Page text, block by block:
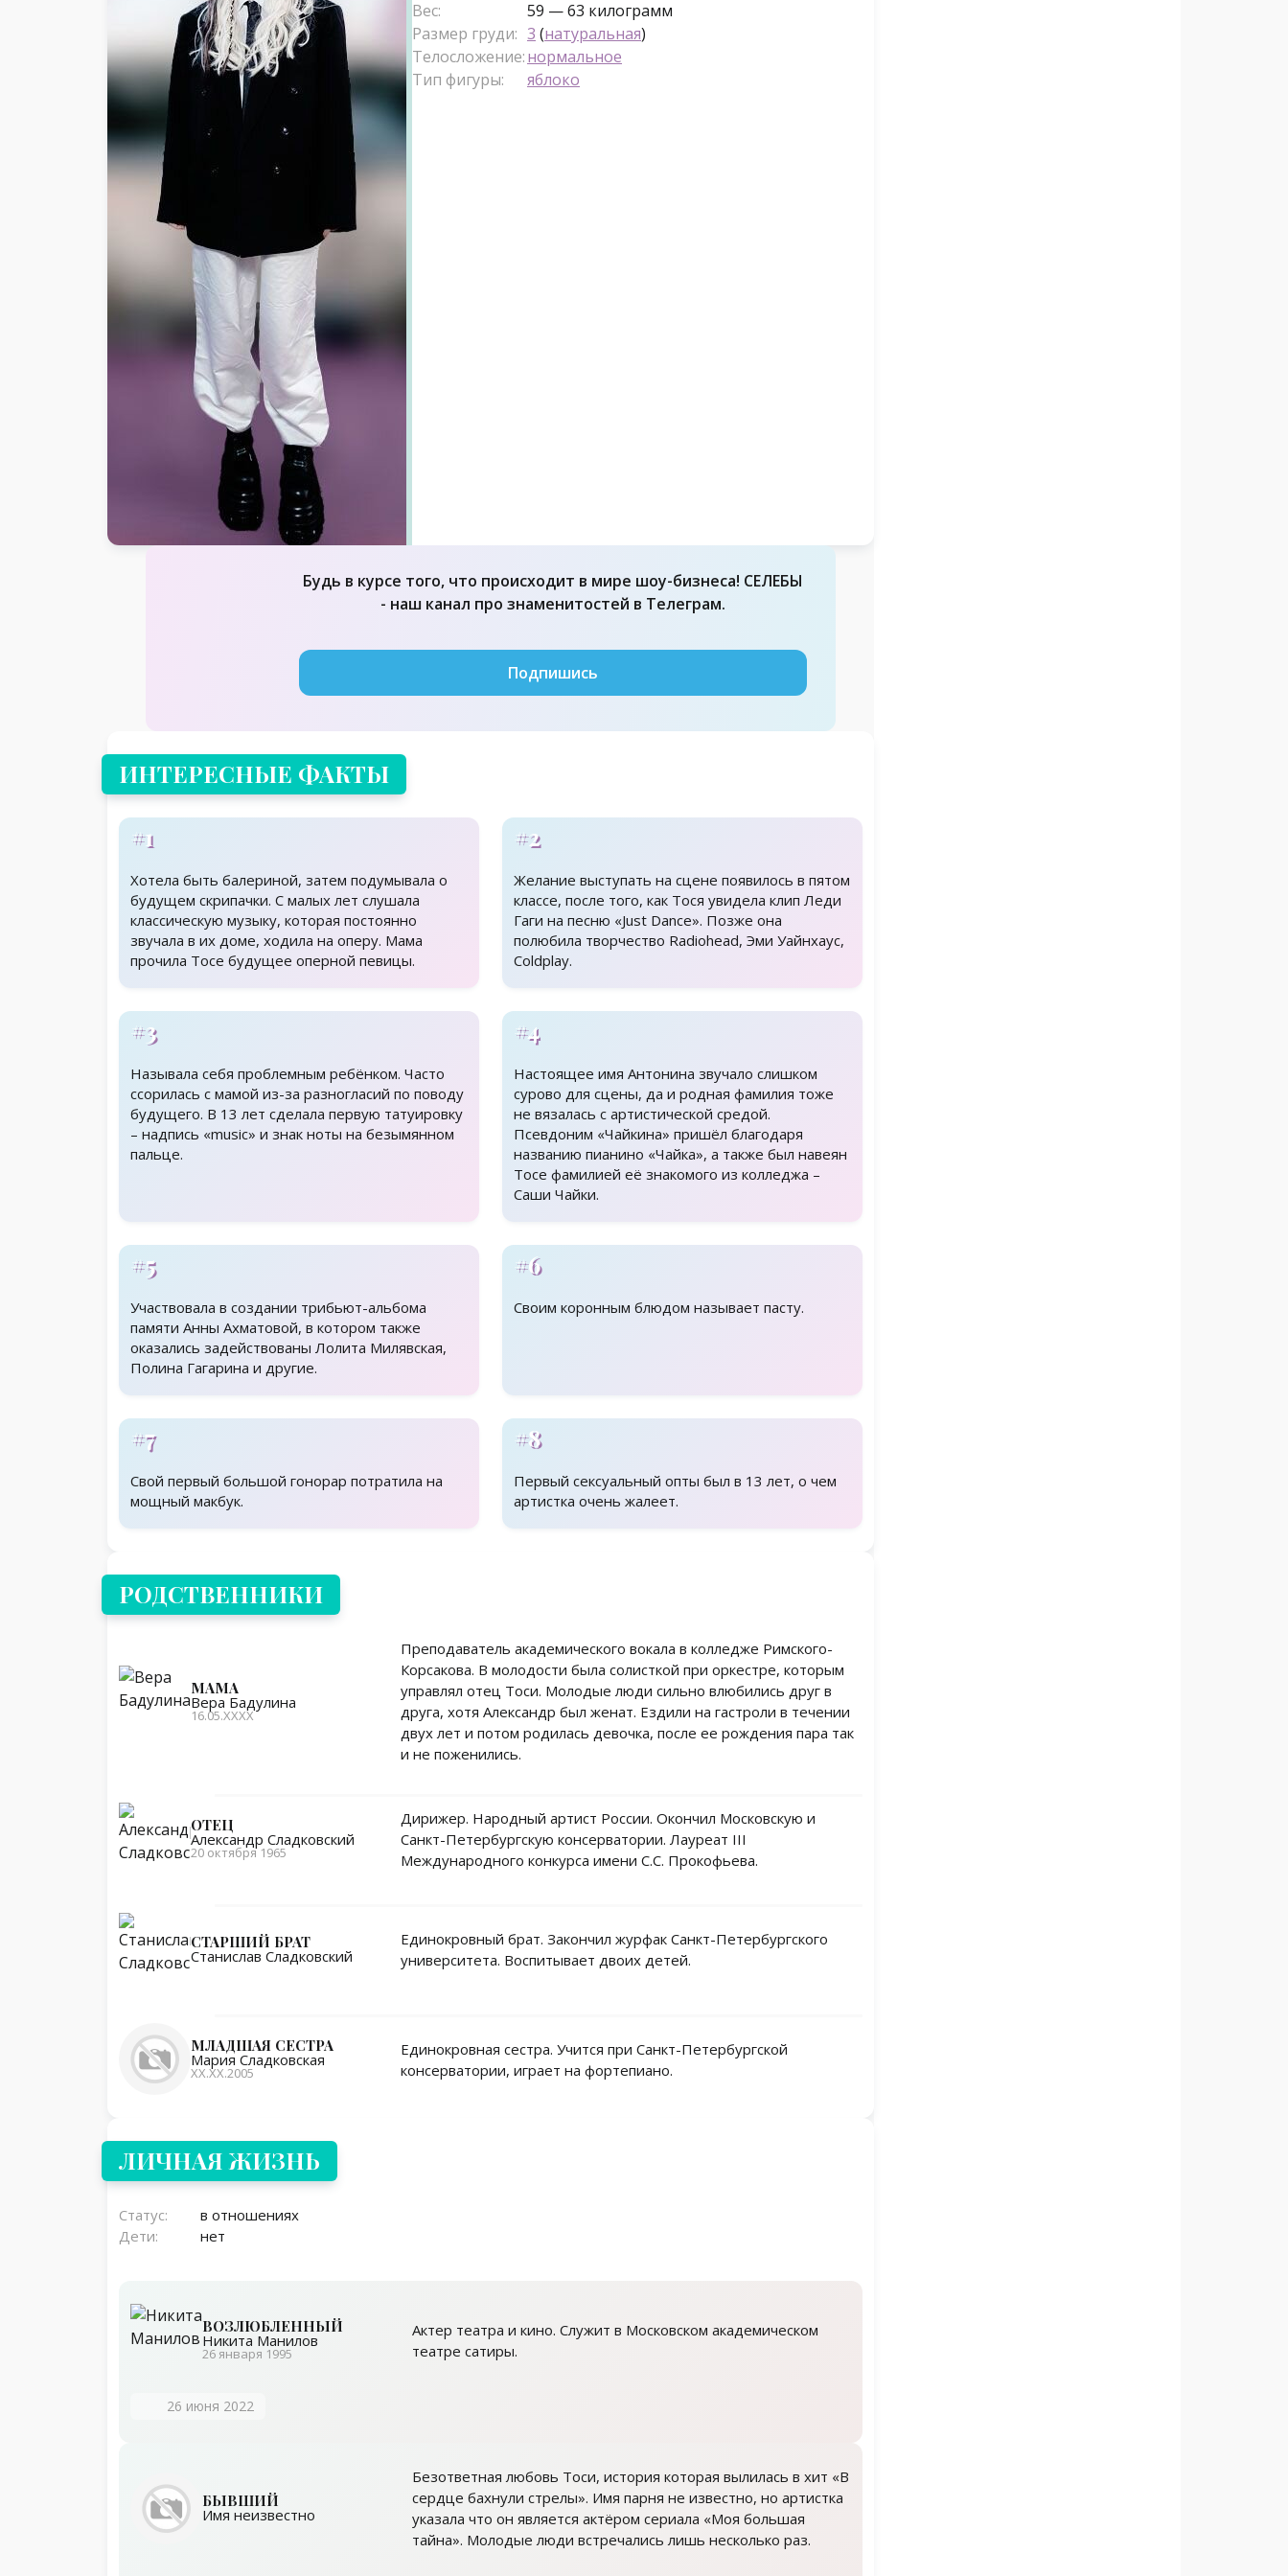
Вес:
59 — 63 килограмм
Размер груди: 3 (натуральная)
Телосложение:нормальное
Тип фигуры:
яблоко
Будь в курсе того, что происходит в мире шоу-бизнеса! СЕЛЕБЫ
- наш канал про знаменитостей в Телеграм.
Подпишись
ИНТЕРЕСНЫЕ ФАКТЫ
#1
Хотела быть балериной, затем подумывала о
будущем скрипачки. С малых лет слушала
классическую музыку, которая постоянно
звучала в их доме, ходила на оперу. Мама
прочила Тосе будущее оперной певицы.
#2
Желание выступать на сцене появилось в пятом
классе, после того, как Тося увидела клип Леди
Гаги на песню «Just Dance». Позже она
полюбила творчество Radiohead, Эми Уайнхаус,
Coldplay.
#3
Называла себя проблемным ребёнком. Часто
ссорилась с мамой из-за разногласий по поводу
будущего. В 13 лет сделала первую татуировку
– надпись «music» и знак ноты на безымянном
пальце.
#4
Настоящее имя Антонина звучало слишком
сурово для сцены, да и родная фамилия тоже
не вязалась с артистической средой.
Псевдоним «Чайкина» пришёл благодаря
названию пианино «Чайка», а также был навеян
Тосе фамилией её знакомого из колледжа –
Саши Чайки.
#5
Участвовала в создании трибьют-альбома
памяти Анны Ахматовой, в котором также
оказались задействованы Лолита Милявская,
Полина Гагарина и другие.
#6
Своим коронным блюдом называет пасту.
#7
Свой первый большой гонорар потратила на
мощный макбук.
#8
Первый сексуальный опты был в 13 лет, о чем
артистка очень жалеет.
Родственники
РОДСТВЕННИКИ
МАМА
Вера Бадулина
16.05.ХХХХ
Преподаватель академического вокала в колледже Римского-
Корсакова. В молодости была солисткой при оркестре, которым
управлял отец Тоси. Молодые люди сильно влюбились друг в
друга, хотя Александр был женат. Ездили на гастроли в течении
двух лет и потом родилась девочка, после ее рождения пара так
и не поженились.
ОТЕЦ
Александр Сладковский
20 октября 1965
Дирижер. Народный артист России. Окончил Московскую и
Санкт-Петербургскую консерватории. Лауреат III
Международного конкурса имени С.С. Прокофьева.
СТАРШИЙ БРАТ
Станислав Сладковский
Единокровный брат. Закончил журфак Санкт-Петербургского
университета. Воспитывает двоих детей.
МЛАДШАЯ СЕСТРА
Мария Сладковская
ХХ.ХХ.2005
Единокровная сестра. Учится при Санкт-Петербургской
консерватории, играет на фортепиано.
ЛИЧНАЯ ЖИЗНЬ
Статус:
в отношениях
Дети:
нет
ВОЗЛЮБЛЕННЫЙ
Никита Манилов
26 января 1995
Актер театра и кино. Служит в Московском академическом
театре сатиры.
26 июня 2022
БЫВШИЙ
Имя неизвестно
Безответная любовь Тоси, история которая вылилась в хит «В
сердце бахнули стрелы». Имя парня не известно, но артистка
указала что он является актёром сериала «Моя большая
тайна». Молодые люди встречались лишь несколько раз.